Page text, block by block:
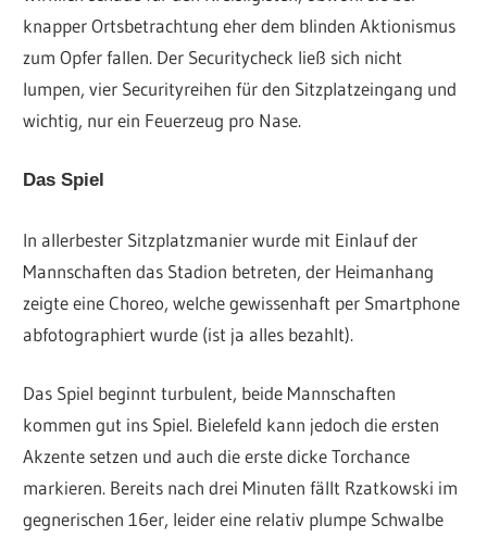
knapper Ortsbetrachtung eher dem blinden Aktionismus
zum Opfer fallen. Der Securitycheck ließ sich nicht
lumpen, vier Securityreihen für den Sitzplatzeingang und
wichtig, nur ein Feuerzeug pro Nase.
Das Spiel
In allerbester Sitzplatzmanier wurde mit Einlauf der
Mannschaften das Stadion betreten, der Heimanhang
zeigte eine Choreo, welche gewissenhaft per Smartphone
abfotographiert wurde (ist ja alles bezahlt).
Das Spiel beginnt turbulent, beide Mannschaften
kommen gut ins Spiel. Bielefeld kann jedoch die ersten
Akzente setzen und auch die erste dicke Torchance
markieren. Bereits nach drei Minuten fällt Rzatkowski im
gegnerischen 16er, leider eine relativ plumpe Schwalbe